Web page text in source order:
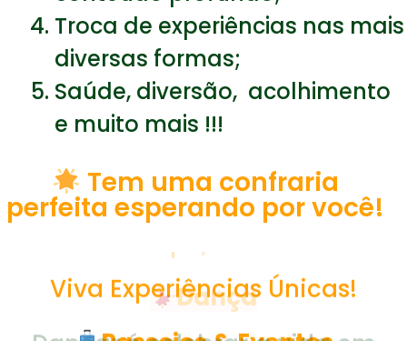
Troca de experiências nas mais
diversas formas;
Saúde, diversão, acolhimento
e muito mais !!!
Tem uma confraria
perfeita esperando por você!
Viva Experiências Únicas!
Passeios
& Eventos